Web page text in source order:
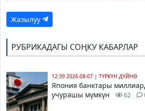
Жазылуу
РУБРИКАДАГЫ СОҢКУ КАБАРЛАР
12:39 2026-08-07 | ТҮРКҮН ДҮЙНӨ
Япония банктары
учурашы мүмкүн
62